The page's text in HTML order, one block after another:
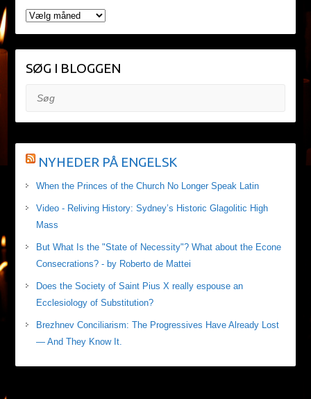
ARKIV
SØG I BLOGGEN
Søg
NYHEDER PÅ ENGELSK
When the Princes of the Church No Longer Speak Latin
Video - Reliving History: Sydney’s Historic Glagolitic High
Mass
But What Is the "State of Necessity"? What about the Econe
Consecrations? - by Roberto de Mattei
Does the Society of Saint Pius X really espouse an
Ecclesiology of Substitution?
Brezhnev Conciliarism: The Progressives Have Already Lost
— And They Know It.